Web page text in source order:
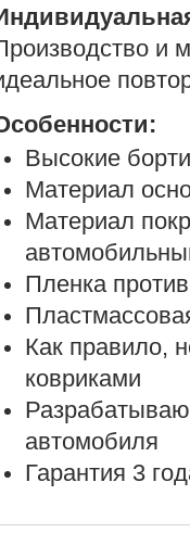
и
Высокие
Материал
Материал
Пленка
Как правило,
ковриками
автомобиля
Гарантия 3